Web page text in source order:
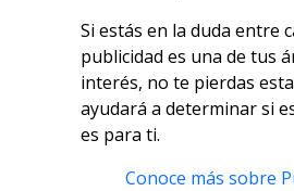
Si estás en la duda entre
publicidad es una de tus
interés, no te pierdas
ayudará a determinar si
es para ti.
Conoce más sobre